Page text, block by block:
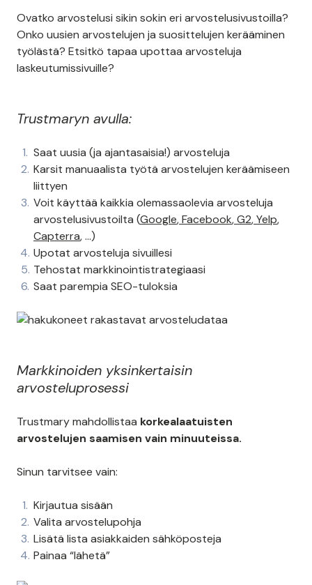
Ovatko arvostelusi sikin sokin eri arvostelusivustoilla?
Onko uusien arvostelujen ja suosittelujen kerääminen
työlästä? Etsitkö tapaa upottaa arvosteluja
laskeutumissivuille?
Trustmaryn avulla:
Saat uusia (ja ajantasaisia!) arvosteluja
Karsit manuaalista työtä arvostelujen keräämiseen
liittyen
Voit käyttää kaikkia olemassaolevia arvosteluja
arvostelusivustoilta (Google,Facebook,G2,Yelp,
Capterra, …)
Upotat arvosteluja sivuillesi
Tehostat markkinointistrategiaasi
Saat parempia SEO-tuloksia
Markkinoiden yksinkertaisin
arvosteluprosessi
Trustmary mahdollistaa korkealaatuisten
arvostelujen saamisen vain minuuteissa.
Sinun tarvitsee vain:
Kirjautua sisään
Valita arvostelupohja
Lisätä lista asiakkaiden sähköposteja
Painaa “lähetä”